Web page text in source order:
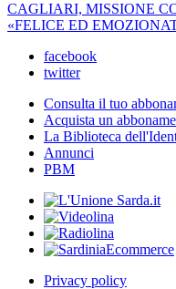
CAGLIARI, MISSIONE
«FELICE ED
facebook
twitter
Consulta il tuo
Acquista un
La Biblioteca
Annunci
PBM
Privacy policy